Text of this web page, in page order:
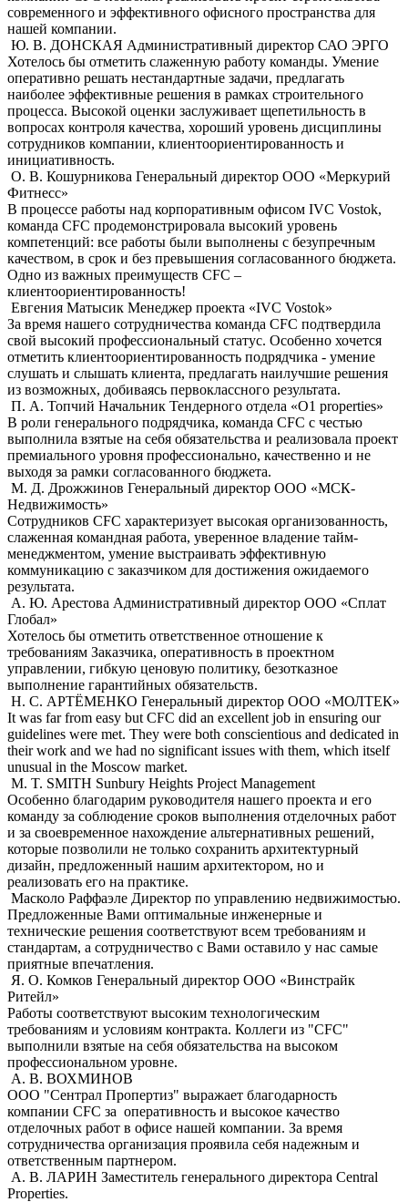
современного и эффективного офисного пространства для
нашей компании.
Ю. В. ДОНСКАЯ Административный директор САО ЭРГО
Хотелось бы отметить слaженную работу команды. Умение
оперативно решать нестандартные задачи, предлагать
наиболее эффективные решения в рамках строительного
процесса. Высокой оценки заслуживает щепетильность в
вопросах контроля качества, хороший уровень дисциплины
сотрудников компании, клиентоориентированность и
инициативность.
О. В. Кошурникова Генеральный директор ООО «Меркурий
Фитнесс»
В процессе работы над корпоративным офисом IVC Vostok,
команда СFС продемонстрировала высокий уровень
компетенций: все работы были выполнены с безупречным
качеством, в срок и без превышения согласованного бюджета.
Одно из важных преимуществ СFС –
клиентоориентированность!
Евгения Матысик Менеджер проекта «IVC Vostok»
За время нашего сотрудничества команда CFC подтвердила
свой высокий профессиональный статус. Особенно хочется
отметить клиентоориентированность подрядчика - умение
слушать и слышать клиента, предлагать наилучшие решения
из возможных, добиваясь первоклассного результата.
П. А. Топчий Начальник Тендерного отдела «О1 properties»
В роли генерального подрядчика, команда CFC с честью
выполнила взятые на себя обязательства и реализовала проект
премиального уровня профессионально, качественно и не
выходя за рамки согласованного бюджета.
М. Д. Дрожжинов Генеральный директор ООО «МСК-
Недвижимость»
Сотрудников CFC характеризует высокая организованность,
слаженная командная работа, уверенное владение тайм-
менеджментом, умение выстраивать эффективную
коммуникацию с заказчиком для достижения ожидаемого
результата.
А. Ю. Арестова Административный директор ООО «Сплат
Глобал»
Хотелось бы отметить ответственное отношение к
требованиям Заказчика, оперативность в проектном
управлении, гибкую ценовую политику, безотказное
выполнение гарантийных обязательств.
Н. С. АРТЁМЕНКО Генеральный директор ООО «МОЛТЕК»
It was far from easy but CFC did an excellent job in ensuring our
guidelines were met. They were both conscientious and dedicated in
their work and we had no significant issues with them, which itself
unusual in the Moscow market.
M. T. SMITH Sunbury Heights Project Management
Особенно благодарим руководителя нашего проекта и его
команду за соблюдение сроков выполнения отделочных работ
и за своевременное нахождение альтернативных решений,
которые позволили не только сохранить архитектурный
дизайн, предложенный нашим архитектором, но и
реализовать его на практике.
Масколо Раффаэле Директор по управлению недвижимостью.
Предложенные Вами оптимальные инженерные и
технические решения соответствуют всем требованиям и
стандартам, а сотрудничество с Вами оставило у нас самые
приятные впечатления.
Я. О. Комков Генеральный директор ООО «Винстрайк
Ритейл»
Работы соответствуют высоким технологическим
требованиям и условиям контракта. Коллеги из "CFC"
выполнили взятые на себя обязательства на высоком
профессиональном уровне.
А. В. ВОХМИНОВ
ООО "Сентрал Пропертиз" выражает благодарность
компании CFC за оперативность и высокое качество
отделочных работ в офисе нашей компании. За время
сотрудничества организация проявила себя надежным и
ответственным партнером.
А. В. ЛАРИН Заместитель генерального директора Central
Properties.